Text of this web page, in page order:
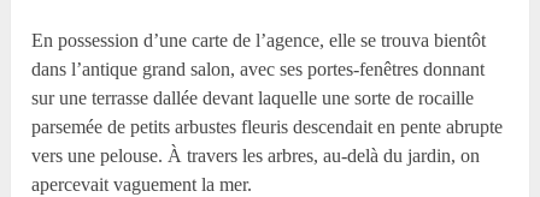
En possession d’une carte de l’agence, elle se trouva bientôt
dans l’antique grand salon, avec ses portes-fenêtres donnant
sur une terrasse dallée devant laquelle une sorte de rocaille
parsemée de petits arbustes fleuris descendait en pente abrupte
vers une pelouse. À travers les arbres, au-delà du jardin, on
apercevait vaguement la mer.